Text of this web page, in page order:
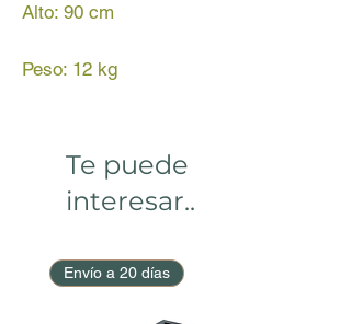
Alto: 90 cm
Peso: 12 kg
Te puede
interesar..
Envío a 20 días